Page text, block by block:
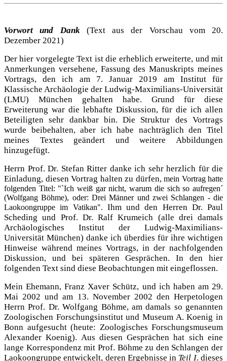
Vorwort und Dank(Text aus der Vorschau vom 20.
Dezember 2021)
Der hier vorgelegte Text ist die erheblich erweiterte, und mit
Anmerkungen versehene, Fassung des Manuskripts meines
Vortrags, den ich am 7. Januar 2019 am Institut für
Klassische Archäologie der Ludwig-Maximilians-Universität
(LMU) München gehalten habe. Grund für diese
Erweiterung war die lebhafte Diskussion, für die ich allen
Beteiligten sehr dankbar bin. Die Struktur des Vortrags
wurde beibehalten, aber ich habe nachträglich den Titel
meines Textes geändert und weitere Abbildungen
hinzugefügt.
Herrn Prof. Dr. Stefan Ritter danke ich sehr herzlich für die
Einladung, diesen Vortrag halten zu dürfen, mein Vortrag hatte
folgenden Titel: "`Ich weiß gar nicht, warum die sich so aufregen´
(Wolfgang Böhme), oder: Drei Männer und zwei Schlangen - die
Laokoongruppe im Vatikan". Ihm und den Herren Dr. Paul
Scheding und Prof. Dr. Ralf Krumeich (alle drei damals
Archäologisches Institut der Ludwig-Maximilians-
Universität München) danke ich überdies für ihre wichtigen
Hinweise während meines Vortrags, in der nachfolgenden
Diskussion, und bei späteren Gesprächen. In den hier
folgenden Text sind diese Beobachtungen mit eingeflossen.
Mein Ehemann, Franz Xaver Schütz, und ich haben am 29.
Mai 2002 und am 13. November 2002 den Herpetologen
Herrn Prof. Dr. Wolfgang Böhme, am damals so genannten
Zoologischen Forschungsinstitut und Museum A. Koenig in
Bonn aufgesucht (heute: Zoologisches Forschungsmuseum
Alexander Koenig). Aus diesen Gesprächen hat sich eine
lange Korrespondenz mit Prof. Böhme zu den Schlangen der
Laokoongruppe entwickelt, deren Ergebnisse in Teil I. dieses